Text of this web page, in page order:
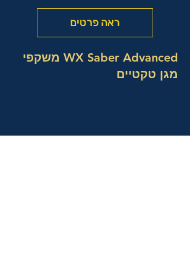
ראה פרטים
WX Saber Advanced משקפי
מגן טקטיים